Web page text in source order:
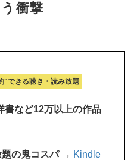
衝撃
"できる聴き・読み放題
など12万以上の作品
の鬼コスパ → Kindle